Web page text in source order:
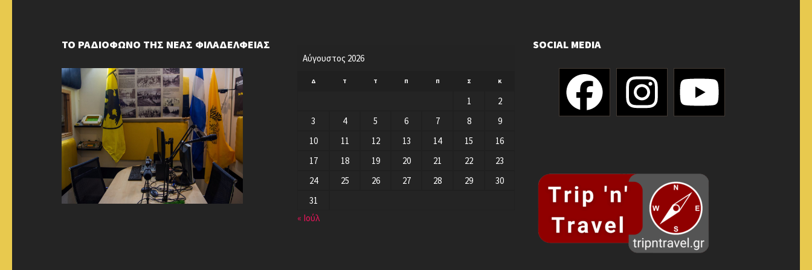
ΤΟ ΡΑΔΙΟΦΩΝΟ ΤΗΣ ΝΕΑΣ ΦΙΛΑΔΕΛΦΕΙΑΣ
Αύγουστος 2026
Δ Τ Τ Π Π Σ Κ
1
2
3
4 5 6 7 8
9
10
11 12 13 14 15
16
17
18 19 20 21 22
23
24
25 26 27 28 29
30
31
« Ιούλ
SOCIAL MEDIA